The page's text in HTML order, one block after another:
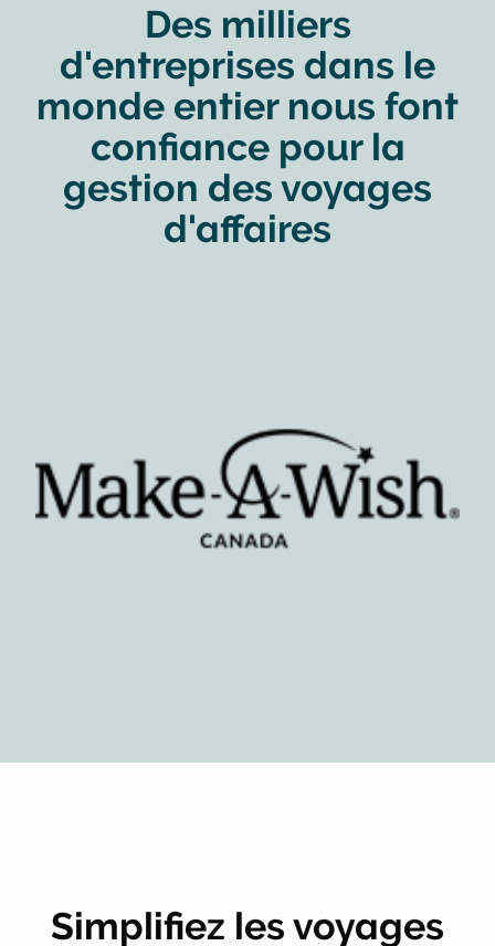
Des milliers
d'entreprises dans le
monde entier nous font
confiance pour la
gestion des voyages
d'affaires
Simplifiez les voyages